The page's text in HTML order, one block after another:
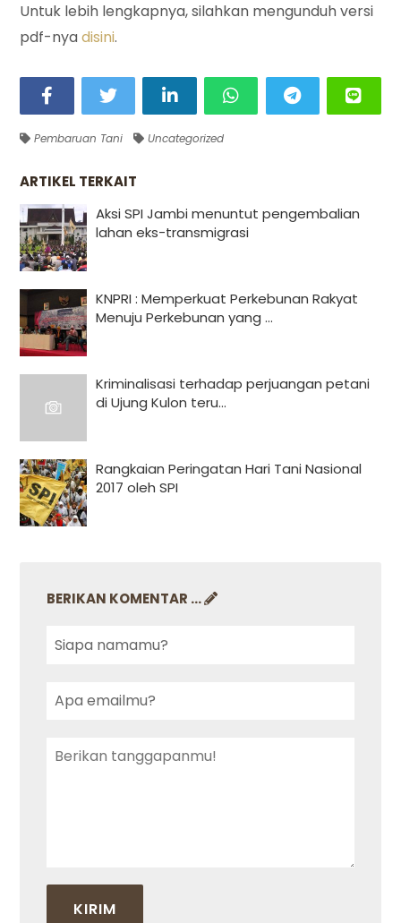
Untuk lebih lengkapnya, silahkan mengunduh versi
pdf-nyadisini.
Pembaruan Tani Uncategorized
ARTIKEL TERKAIT
Aksi SPI Jambi menuntut pengembalian
lahan eks-transmigrasi
KNPRI : Memperkuat Perkebunan Rakyat
Menuju Perkebunan yang ...
Kriminalisasi terhadap perjuangan petani
di Ujung Kulon teru...
Rangkaian Peringatan Hari Tani Nasional
2017 oleh SPI
BERIKAN KOMENTAR ...